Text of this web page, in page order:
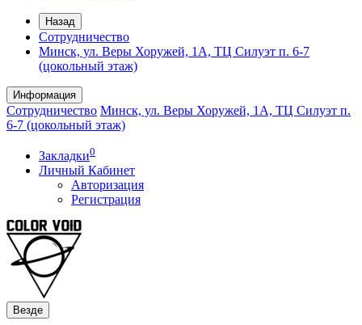
Назад
Сотрудничество
Минск, ул. Веры Хоружей, 1А, ТЦ Силуэт п. 6-7
(цокольный этаж)
Информация
Сотрудничество Минск, ул. Веры Хоружей, 1А, ТЦ Силуэт п.
6-7 (цокольный этаж)
Закладки0
Личный Кабинет
Авторизация
Регистрация
Везде